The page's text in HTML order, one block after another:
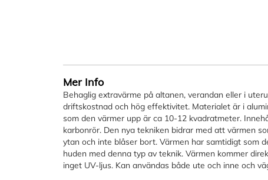
Mer Info
Behaglig extravärme på altanen, verandan eller i
driftskostnad och hög effektivitet. Materialet är i
som den värmer upp är ca 10-12 kvadratmeter.
karbonrör. Den nya tekniken bidrar med att värmen
ytan och inte blåser bort. Värmen har samtidigt som
huden med denna typ av teknik. Värmen kommer
inget UV-ljus. Kan användas både ute och inne och